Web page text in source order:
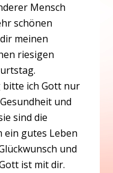
Mensch
schönen
meinen
riesigen
bitte ich Gott nur
und
sind die
ein gutes Leben
und
ist mit dir.